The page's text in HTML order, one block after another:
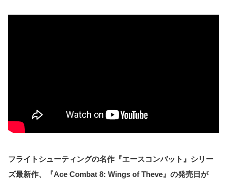
フライトシューティングの名作『エースコンバット』シリー
ズ最新作、『Ace Combat 8: Wings of Theve』の発売日が